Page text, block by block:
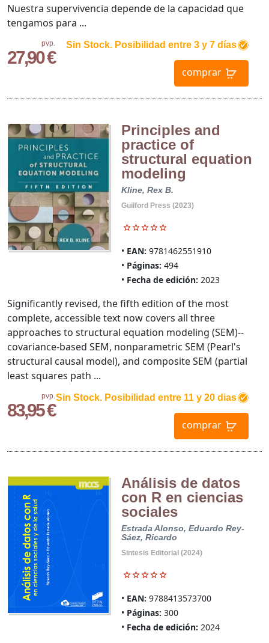
pvp.
27,90 €
Sin Stock. Posibilidad entre 3 y 7 días
comprar
Nuestra supervivencia depende de la capacidad que
tengamos para ...
Principles and
practice of
structural equation
modeling
Kline, Rex B.
Guilford Press (2023)
EAN: 9781462551910
Páginas: 494
Fecha de edición: 2023
pvp.
83,95 €
Sin Stock. Posibilidad entre 11 y 20 dias
comprar
Significantly revised, the fifth edition of the most
complete, accessible text now covers all three
approaches to structural equation modeling (SEM)--
covariance-based SEM, nonparametric SEM (Pearl's
structural causal model), and composite SEM (partial
least squares path ...
Análisis de datos
con R en ciencias
sociales
Estrada Alonso, Eduardo Rey-
Sáez, Ricardo
Sintesis Editorial (2024)
EAN: 9788413573700
Páginas: 300
Fecha de edición: 2024